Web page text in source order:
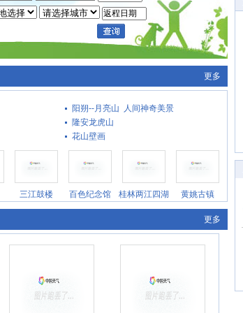
更多
阳朔--月亮山 人间神奇美景
隆安龙虎山
花山壁画
三江鼓楼 百色纪念馆 桂林两江四湖 黄姚古镇
更多